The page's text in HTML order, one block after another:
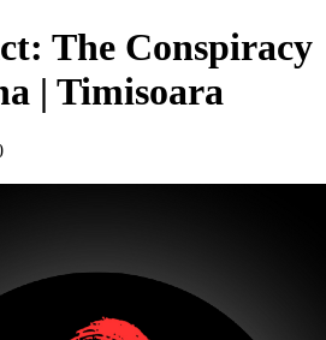
The Conspiracy
| Timisoara